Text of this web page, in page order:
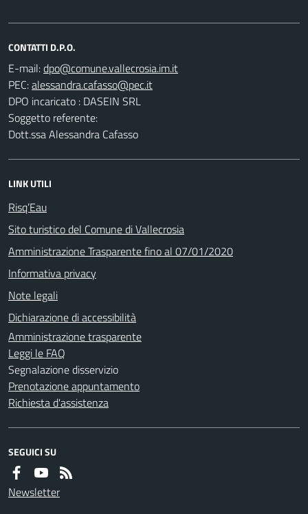
CONTATTI D.P.O.
E-mail:
PEC:
DPO incaricato : DASEIN SRL
Soggetto referente:
Dott.ssa Alessandra Cafasso
LINK UTILI
Risq’Eau
Sito turistico del Comune di Vallecrosia
Amministrazione Trasparente fino al 07/01/2020
Informativa privacy
Note legali
Dichiarazione di accessibilità
Amministrazione trasparente
Leggi le FAQ
Segnalazione disservizio
Prenotazione appuntamento
Richiesta d'assistenza
SEGUICI SU
Newsletter